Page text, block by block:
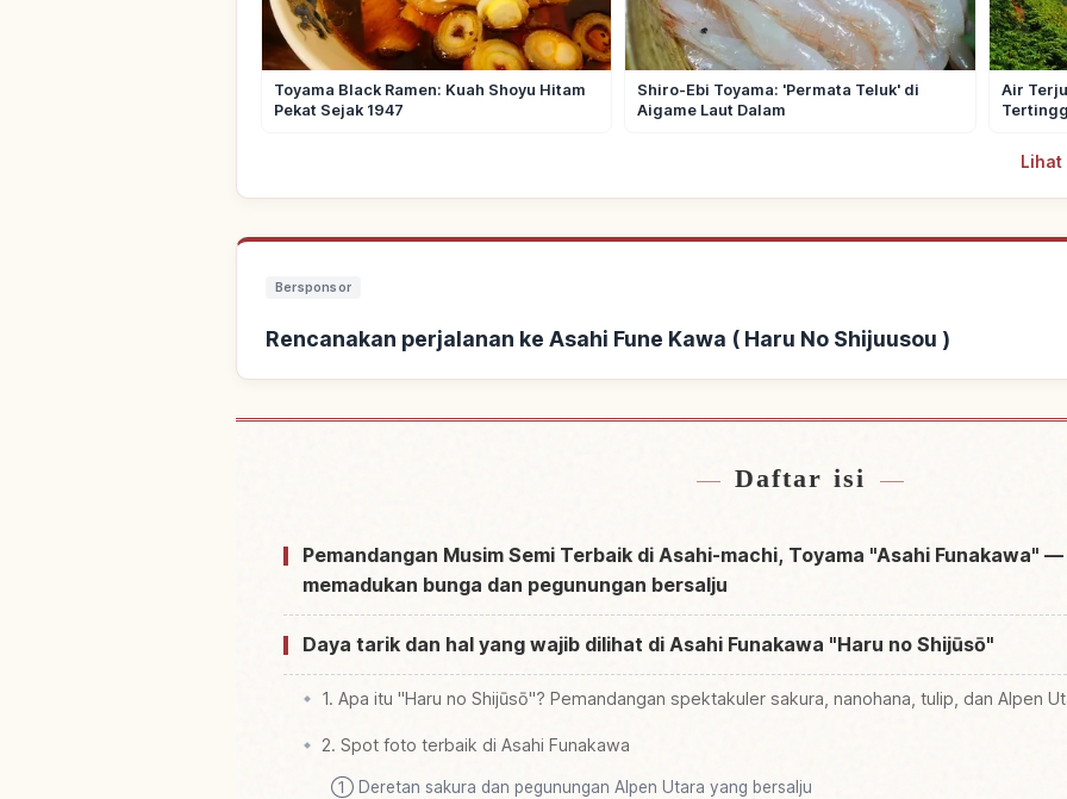
Toyama Black Ramen: Kuah Shoyu Hitam
Pekat Sejak 1947
Shiro-Ebi Toyama: 'Permata Teluk' di
Aigame Laut Dalam
Air
Bersponsor
Rencanakan perjalanan ke Asahi Fune Kawa ( Haru No Shijuusou )
Daftar isi
Pemandangan Musim Semi Terbaik di Asahi-machi, Toyama "Asahi Funakawa"
memadukan bunga dan pegunungan bersalju
Daya tarik dan hal yang wajib dilihat di Asahi Funakawa "Haru no Shijūsō"
1. Apa itu "Haru no Shijūsō"? Pemandangan spektakuler sakura, nanohana, tulip, dan Alpen
2. Spot foto terbaik di Asahi Funakawa
① Deretan sakura dan pegunungan Alpen Utara yang bersalju